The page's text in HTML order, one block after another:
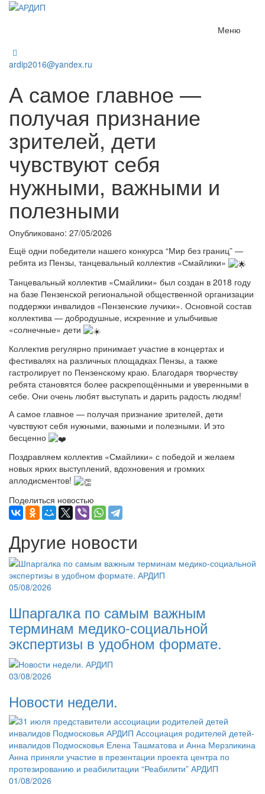
Меню
ardip2016@yandex.ru
А самое главное —
получая признание
зрителей, дети
чувствуют себя
нужными, важными и
полезными
Опубликовано: 27/05/2026
Ещё одни победители нашего конкурса “Мир без границ” —
ребята из Пензы, танцевальный коллектив «Смайлики»
Танцевальный коллектив «Смайлики» был создан в 2018 году
на базе Пензенской региональной общественной организации
поддержки инвалидов «Пензенские лучики». Основной состав
коллектива — добродушные, искренние и улыбчивые
«солнечные» дети
Коллектив регулярно принимает участие в концертах и
фестивалях на различных площадках Пензы, а также
гастролирует по Пензенскому краю. Благодаря творчеству
ребята становятся более раскрепощёнными и уверенными в
себе. Они очень любят выступать и дарить радость людям!
А самое главное — получая признание зрителей, дети
чувствуют себя нужными, важными и полезными. И это
бесценно
Поздравляем коллектив «Смайлики» с победой и желаем
новых ярких выступлений, вдохновения и громких
аплодисментов!
Поделиться новостью
Другие новости
05/08/2026
Шпаргалка по самым важным
терминам медико-социальной
экспертизы в удобном формате.
03/08/2026
Новости недели.
01/08/2026